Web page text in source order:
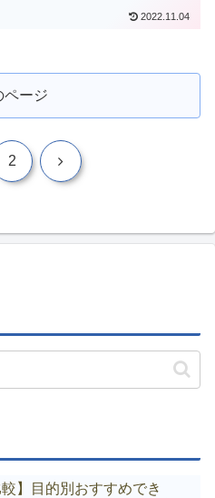
2022.11.04
ページ
2 次
較】目的別おすすめでき